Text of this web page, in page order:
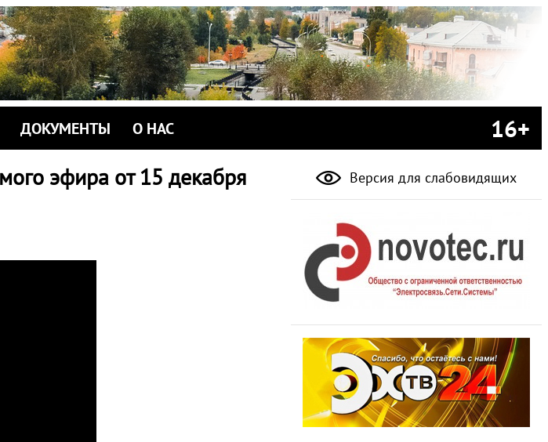
ДОКУМЕНТЫ О НАС 16+
эфира от 15 декабря
Версия для слабовидящих